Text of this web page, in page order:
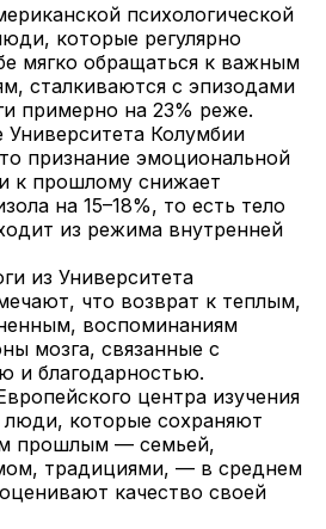
психологической
которые регулярно
мягко обращаться к важным
сталкиваются с эпизодами
примерно на 23% реже.
Университета Колумбии
признание эмоциональной
к прошлому снижает
на 15–18%, то есть тело
из режима внутренней
из Университета
что возврат к теплым,
воспоминаниям
мозга, связанные с
и благодарностью.
центра изучения
люди, которые сохраняют
прошлым — семьей,
традициями, — в среднем
качество своей